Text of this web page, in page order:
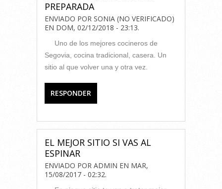
PREPARADA
ENVIADO POR SONIA (NO VERIFICADO)
EN DOM, 02/12/2018 - 23:13.
Uno de los mejores cocineros de
Segovia, cocina tradicional, casera. Un
sitio al que volver una y otra vez.
RESPONDER
EL MEJOR SITIO SI VAS AL
ESPINAR
ENVIADO POR ADMIN EN MAR,
15/08/2017 - 02:32.